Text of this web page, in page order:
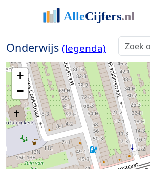
Onderwijs (legenda)
+
−